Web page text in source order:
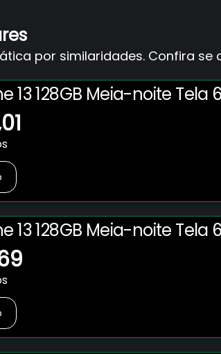
por similaridades. Confira
13 128GB Meia-noite Tela
Cabo de USB-C para
13 128GB Meia-noite Tela